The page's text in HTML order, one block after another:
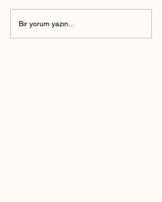
Bir yorum yazın...